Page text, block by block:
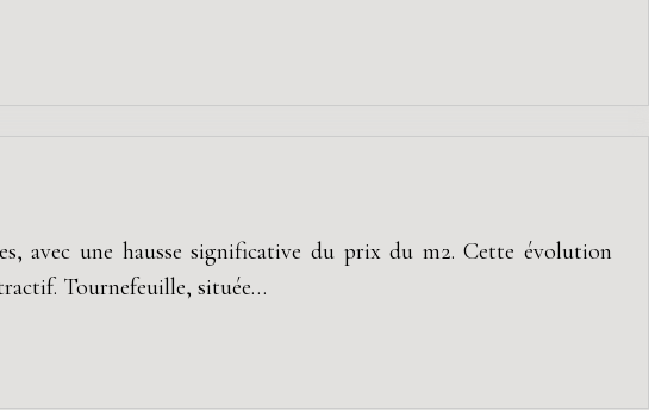
avec une hausse significative du prix du m2. Cette évolution
Tournefeuille, située…